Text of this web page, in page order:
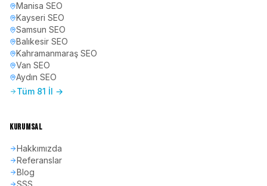
Manisa SEO
Kayseri SEO
Samsun SEO
Balıkesir SEO
Kahramanmaraş SEO
Van SEO
Aydın SEO
Tüm 81 İl →
KURUMSAL
Hakkımızda
Referanslar
Blog
SSS